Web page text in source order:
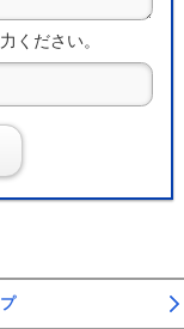
ください。